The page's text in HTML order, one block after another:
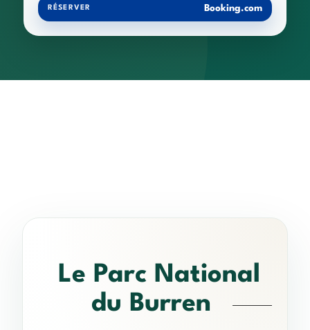
RÉSERVER Booking.com
Le Parc National
du Burren